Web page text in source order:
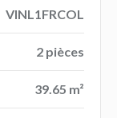
VINL1FRCOL
2 pièces
39.65 m²